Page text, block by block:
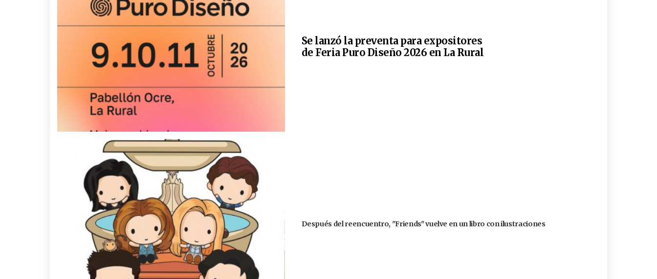
Se lanzó la preventa para expositores
de Feria Puro Diseño 2026 en La Rural
Después del reencuentro, "Friends" vuelve en un libro con ilustraciones